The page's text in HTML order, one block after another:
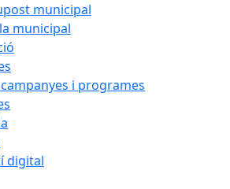
municipal
municipal
i programes
digital